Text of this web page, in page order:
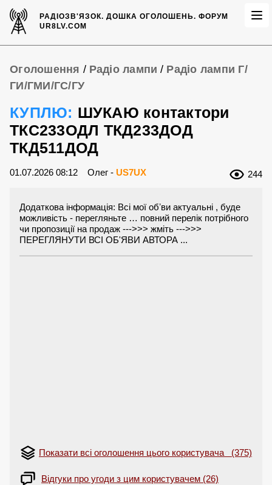
РАДІОЗВ'ЯЗОК.ДОШКА ОГОЛОШЕНЬ. ФОРУМ
UR8LV.COM
Оголошення / Радіо лампи / Радіо лампи Г/
ГИ/ГМИ/ГС/ГУ
КУПЛЮ: ШУКАЮ контактори
ТКС233ОДЛ ТКД233ДОД
ТКД511ДОД
01.07.2026 08:12 Олег - US7UX 244
Додаткова інформація: Всі мої обʼви актуальні , буде
можливість - перегляньте … повний перелік потрібного
чи пропозиції на продаж --->>> жміть --->>>
ПЕРЕГЛЯНУТИ ВСІ ОБ'ЯВИ АВТОРА ...
Показати всі оголошення цього користувача (375)
Відгуки про угоди з цим користувачем (26)